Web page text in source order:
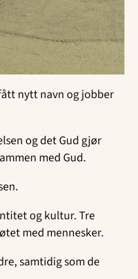
nytt navn og jobber
og det Gud gjør
med Gud.
og kultur. Tre
med mennesker.
samtidig som de